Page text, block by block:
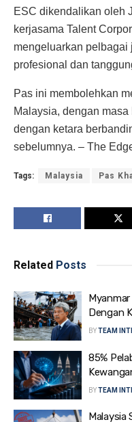
ESC dikendalikan oleh
kerjasama Talent
mengeluarkan pelbagai
profesional dan
Pas ini membolehkan
Malaysia, dengan
dengan ketara
sebelumnya. – The
Tags: Malaysia Pas
Related Posts
Dengan
BY TEAM
85%
BYTEAM
Malaysia